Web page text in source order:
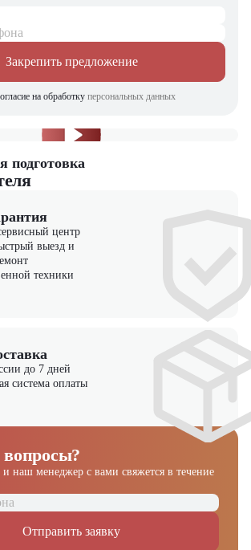
модели складского оборудования с гарантией.
широкий выбор спецтехники, вилочных
складской техники, навесного оборудования,
эксплуатации, профессиональные
техники.
Закрепить предложение
на обработку персональных данных
подготовка
центр
выезд и
техники
до 7 дней
система оплаты
и наш менеджер с вами свяжется в течение
Отправить заявку